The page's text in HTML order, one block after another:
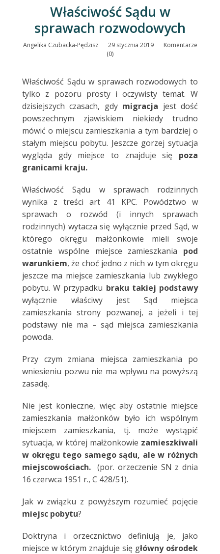
Właściwość Sądu w
sprawach rozwodowych
Angelika Czubacka-Pędzisz 29 stycznia 2019
Komentarze
(0)
Właściwość Sądu w sprawach rozwodowych to
tylko z pozoru prosty i oczywisty temat. W
dzisiejszych czasach, gdy migracja jest dość
powszechnym zjawiskiem niekiedy trudno
mówić o miejscu zamieszkania a tym bardziej o
stałym miejscu pobytu. Jeszcze gorzej sytuacja
wygląda gdy miejsce to znajduje się poza
granicami kraju.
Właściwość Sądu w sprawach rodzinnych
wynika z treści art 41 KPC. Powództwo w
sprawach o rozwód (i innych sprawach
rodzinnych) wytacza się wyłącznie przed Sąd, w
którego okręgu małżonkowie mieli swoje
ostatnie wspólne miejsce zamieszkania pod
warunkiem, że choć jedno z nich w tym okręgu
jeszcze ma miejsce zamieszkania lub zwykłego
pobytu. W przypadku braku takiej podstawy
wyłącznie właściwy jest Sąd miejsca
zamieszkania strony pozwanej, a jeżeli i tej
podstawy nie ma – sąd miejsca zamieszkania
powoda.
Przy czym zmiana miejsca zamieszkania po
wniesieniu pozwu nie ma wpływu na powyższą
zasadę.
Nie jest konieczne, więc aby ostatnie miejsce
zamieszkania małżonków było ich wspólnym
miejscem zamieszkania, tj. może wystąpić
sytuacja, w której małżonkowie zamieszkiwali
w okręgu tego samego sądu, ale w różnych
miejscowościach. (por. orzeczenie SN z dnia
16 czerwca 1951 r., C 428/51).
Jak w związku z powyższym rozumieć pojęcie
miejsc pobytu?
Doktryna i orzecznictwo definiują je, jako
miejsce w którym znajduje się główny ośrodek